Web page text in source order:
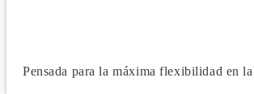
Pensada para la máxima flexibilidad en